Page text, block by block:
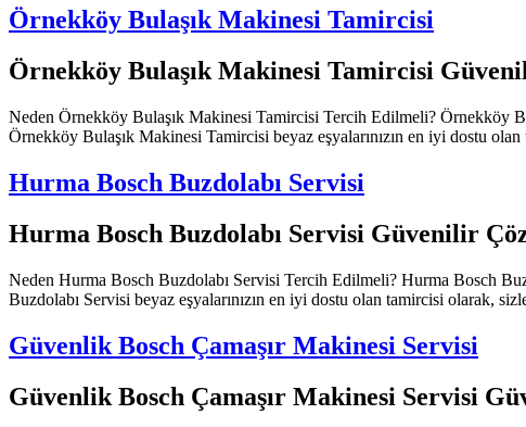
Örnekköy Bulaşık Makinesi Tamircisi
Örnekköy Bulaşık Makinesi Tamircisi
Neden Örnekköy Bulaşık Makinesi Tamircisi Tercih Edilmeli? Örnekköy
Örnekköy Bulaşık Makinesi Tamircisi beyaz eşyalarınızın en iyi dostu
Hurma Bosch Buzdolabı Servisi
Hurma Bosch Buzdolabı Servisi Güvenilir
Neden Hurma Bosch Buzdolabı Servisi Tercih Edilmeli? Hurma Bosch
Buzdolabı Servisi beyaz eşyalarınızın en iyi dostu olan tamircisi olarak,
Güvenlik Bosch Çamaşır Makinesi Servisi
Güvenlik Bosch Çamaşır Makinesi Servisi